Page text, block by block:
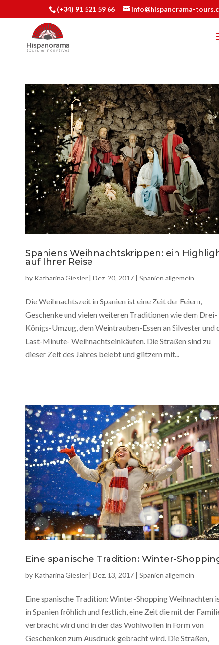
(+34) 91 521 59 66 info@hispanorama-
Spaniens Weihnachtskrippen: ein
auf Ihrer Reise
by Katharina Giesler | Dez. 20, 2017 | Spanien allgemein
Die Weihnachtszeit in Spanien ist eine Zeit der Feiern,
Geschenke und vielen weiteren Traditionen wie dem Drei-
Königs-Umzug, dem Weintrauben-Essen an Silvester und
Last-Minute- Weihnachtseinkäufen. Die Straßen sind zu
dieser Zeit des Jahres belebt und glitzern mit...
Eine spanische Tradition: Winter-
by Katharina Giesler | Dez. 13, 2017 | Spanien allgemein
Eine spanische Tradition: Winter-Shopping Weihnachten
in Spanien fröhlich und festlich, eine Zeit die mit der
verbracht wird und in der das Wohlwollen in Form von
Geschenken zum Ausdruck gebracht wird. Die Straßen,